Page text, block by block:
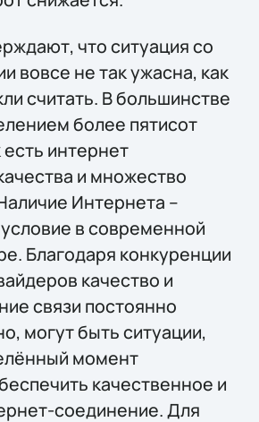
что ситуация со
вовсе не так ужасна, как
считать. В большинстве
более пятисот
интернет
и множество
Интернета –
в современной
Благодаря конкуренции
качество и
связи постоянно
могут быть ситуации,
момент
качественное и
соединение. Для